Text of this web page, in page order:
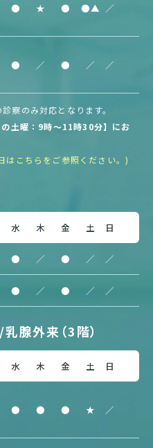
● ★ ● ●▲ ／
● ／ ● ／ ／
察のみ対応となります。
土曜：9時～11時30分】にお
はこちらをご参照ください。)
水 木 金 土 日
● ／ ● ／ ／
● ／ ● ／ ／
乳腺外来（3階）
水 木 金 土 日
● ● ● ★ ／